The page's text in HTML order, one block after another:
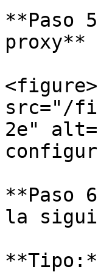
**Paso
proxy**
src="/
2e"
**Paso
la